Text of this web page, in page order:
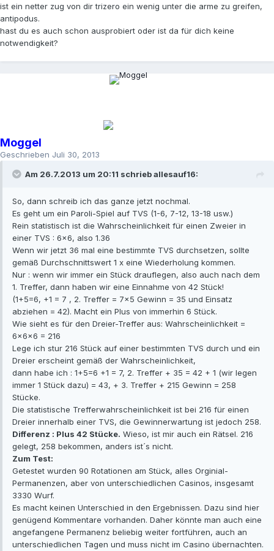
ist ein netter zug von dir trizero ein wenig unter die arme zu greifen,
antipodus.
hast du es auch schon ausprobiert oder ist da für dich keine
notwendigkeit?
Moggel
Geschrieben Juli 30, 2013
Am 26.7.2013 um 20:11 schrieb allesauf16:
So, dann schreib ich das ganze jetzt nochmal.
Es geht um ein Paroli-Spiel auf TVS (1-6, 7-12, 13-18 usw.)
Rein statistisch ist die Wahrscheinlichkeit für einen Zweier in
einer TVS : 6x6, also 1.36
Wenn wir jetzt 36 mal eine bestimmte TVS durchsetzen, sollte
gemäß Durchschnittswert 1 x eine Wiederholung kommen.
Nur : wenn wir immer ein Stück drauflegen, also auch nach dem
1. Treffer, dann haben wir eine Einnahme von 42 Stück!
(1+5=6, +1 = 7 , 2. Treffer = 7x5 Gewinn = 35 und Einsatz
abziehen = 42). Macht ein Plus von immerhin 6 Stück.
Wie sieht es für den Dreier-Treffer aus: Wahrscheinlichkeit =
6x6x6 = 216
Lege ich stur 216 Stück auf einer bestimmten TVS durch und ein
Dreier erscheint gemäß der Wahrscheinlichkeit,
dann habe ich : 1+5=6 +1 = 7, 2. Treffer + 35 = 42 + 1 (wir legen
immer 1 Stück dazu) = 43, + 3. Treffer + 215 Gewinn = 258
Stücke.
Die statistische Trefferwahrscheinlichkeit ist bei 216 für einen
Dreier innerhalb einer TVS, die Gewinnerwartung ist jedoch 258.
Differenz : Plus 42 Stücke. Wieso, ist mir auch ein Rätsel. 216
gelegt, 258 bekommen, anders ist´s nicht.
Zum Test:
Getestet wurden 90 Rotationen am Stück, alles Orginial-
Permanenzen, aber von unterschiedlichen Casinos, insgesamt
3330 Wurf.
Es macht keinen Unterschied in den Ergebnissen. Dazu sind hier
genügend Kommentare vorhanden. Daher könnte man auch eine
angefangene Permanenz beliebig weiter fortführen, auch an
unterschiedlichen Tagen und muss nicht im Casino übernachten.